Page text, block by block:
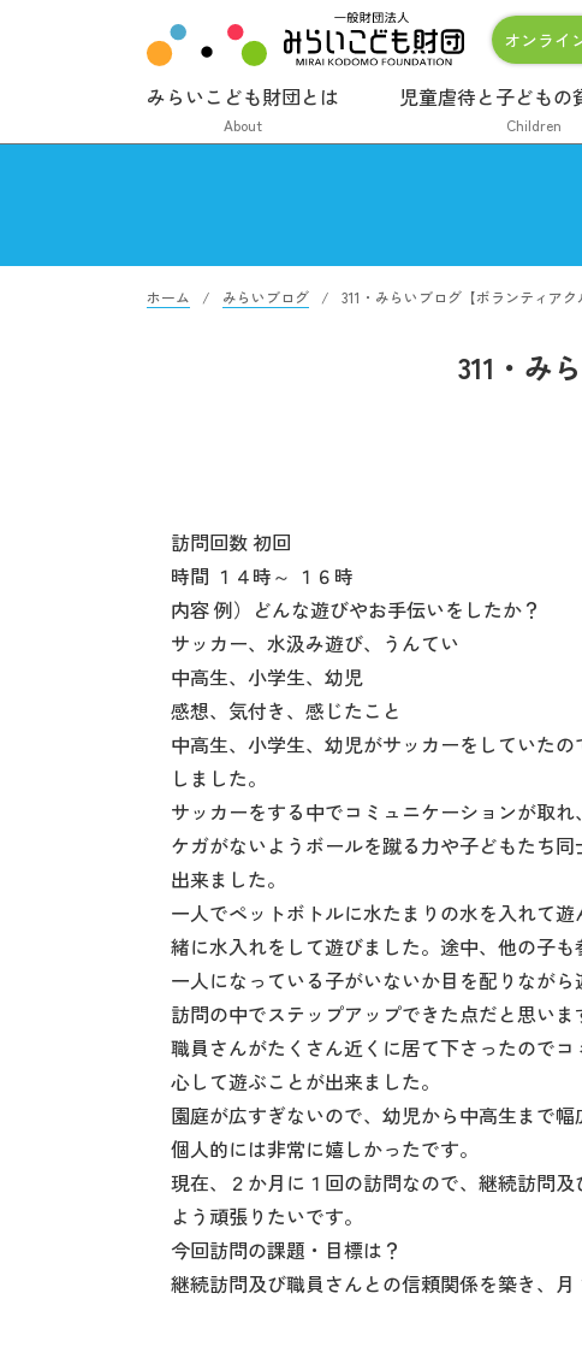
オンライ
みらいこども財団とは
About
児童虐待と子どもの
Children
ホーム みらいブログ 311・みらいブログ【ボランティアク
311・み
訪問回数 初回
時間 １４時～ １６時
内容 例）どんな遊びやお手伝いをしたか？
サッカー、水汲み遊び、うんてい
中高生、小学生、幼児
感想、気付き、感じたこと
中高生、小学生、幼児がサッカーをしていた
しました。
サッカーをする中でコミュニケーションが取れ
ケガがないようボールを蹴る力や子どもたち
出来ました。
一人でペットボトルに水たまりの水を入れて
緒に水入れをして遊びました。途中、他の子も
一人になっている子がいないか目を配りなが
訪問の中でステップアップできた点だと思いま
職員さんがたくさん近くに居て下さったので
心して遊ぶことが出来ました。
園庭が広すぎないので、幼児から中高生まで
個人的には非常に嬉しかったです。
現在、２か月に１回の訪問なので、継続訪問
よう頑張りたいです。
今回訪問の課題・目標は？
継続訪問及び職員さんとの信頼関係を築き、